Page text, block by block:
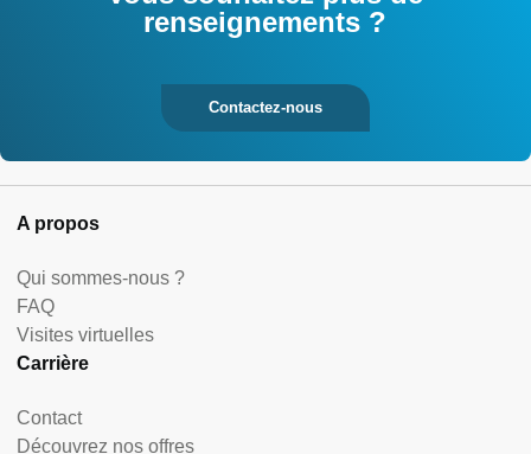
renseignements ?
Contactez-nous
A propos
Qui sommes-nous ?
FAQ
Visites virtuelles
Carrière
Contact
Découvrez nos offres